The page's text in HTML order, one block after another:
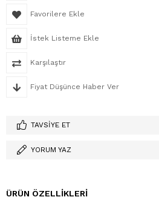
Favorilere Ekle
İstek Listeme Ekle
Karşılaştır
Fiyat Düşünce Haber Ver
TAVSIYE ET
YORUM YAZ
ÜRÜN ÖZELLIKLERI